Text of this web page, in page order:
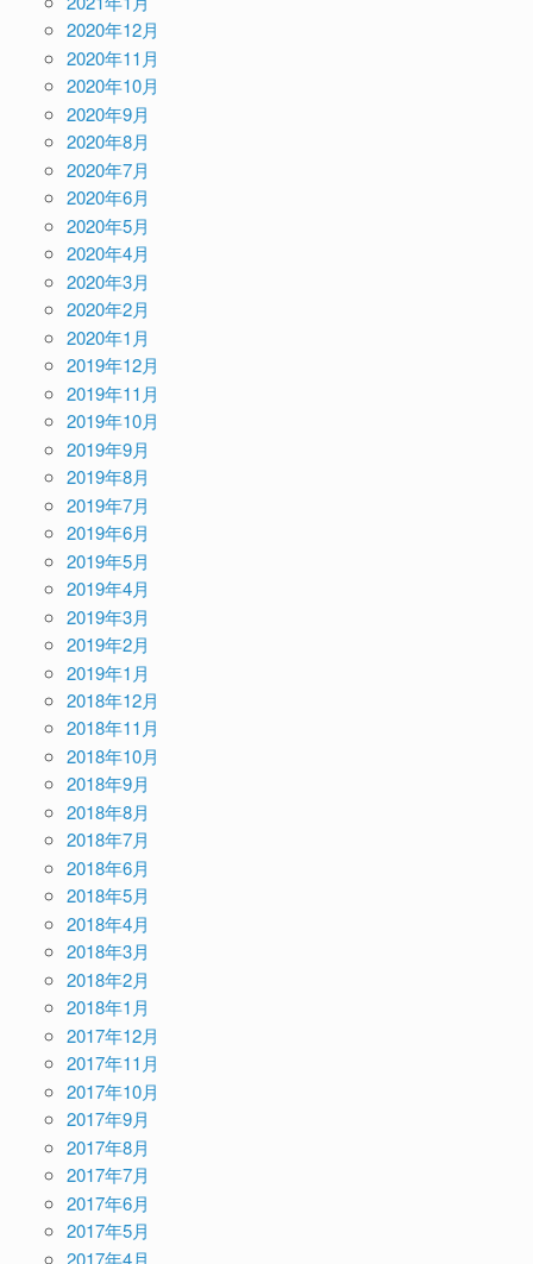
2020年12月
2020年11月
2020年10月
2020年9月
2020年8月
2020年7月
2020年6月
2020年5月
2020年4月
2020年3月
2020年2月
2020年1月
2019年12月
2019年11月
2019年10月
2019年9月
2019年8月
2019年7月
2019年6月
2019年5月
2019年4月
2019年3月
2019年2月
2019年1月
2018年12月
2018年11月
2018年10月
2018年9月
2018年8月
2018年7月
2018年6月
2018年5月
2018年4月
2018年3月
2018年2月
2018年1月
2017年12月
2017年11月
2017年10月
2017年9月
2017年8月
2017年7月
2017年6月
2017年5月
2017年4月